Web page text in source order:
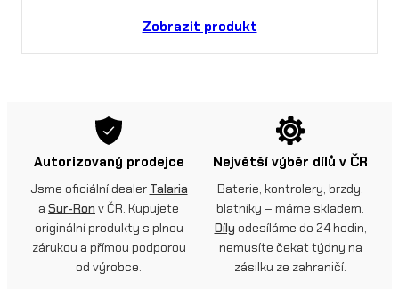
Zobrazit produkt
Autorizovaný prodejce
Jsme oficiální dealer Talaria
a Sur-Ron v ČR. Kupujete
originální produkty s plnou
zárukou a přímou podporou
od výrobce.
Největší výběr dílů v ČR
Baterie, kontrolery, brzdy,
blatníky – máme skladem.
Díly odesíláme do 24 hodin,
nemusíte čekat týdny na
zásilku ze zahraničí.